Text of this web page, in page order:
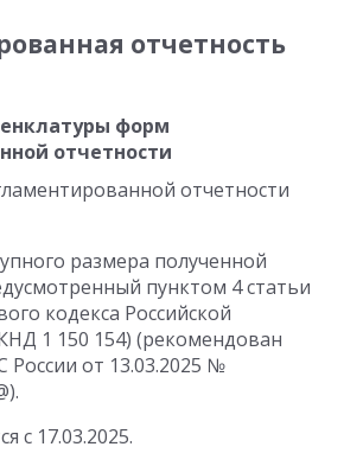
отчетность
форм
отчетности
отчетности
размера полученной
пунктом 4 статьи
кодекса Российской
1 150 154) (рекомендован
России от 13.03.2025 №
с 17.03.2025.